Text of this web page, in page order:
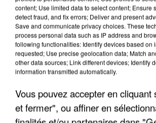
DE FAUNE SAUVAGE SONT...
content; Use limited data to select content; Ensure
detect fraud, and fix errors; Deliver and present
Save and communicate privacy choices. These
process personal data such as IP address and
following functionalities: Identify devices based on
requested; Use precise geolocation data; Match
other data sources; Link different devices; Identify
information transmitted automatically.
Vous pouvez accepter en cliquant
et fermer", ou affiner en